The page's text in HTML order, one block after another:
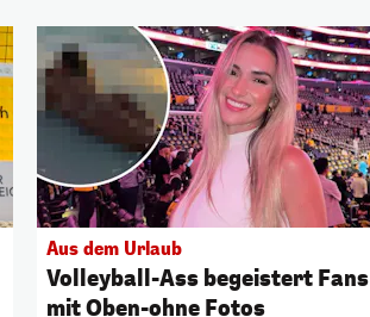
Aus dem Urlaub
Volleyball-Ass begeistert Fans
mit Oben-ohne Fotos